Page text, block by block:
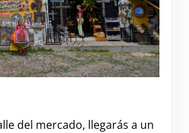
del mercado, llegarás a un